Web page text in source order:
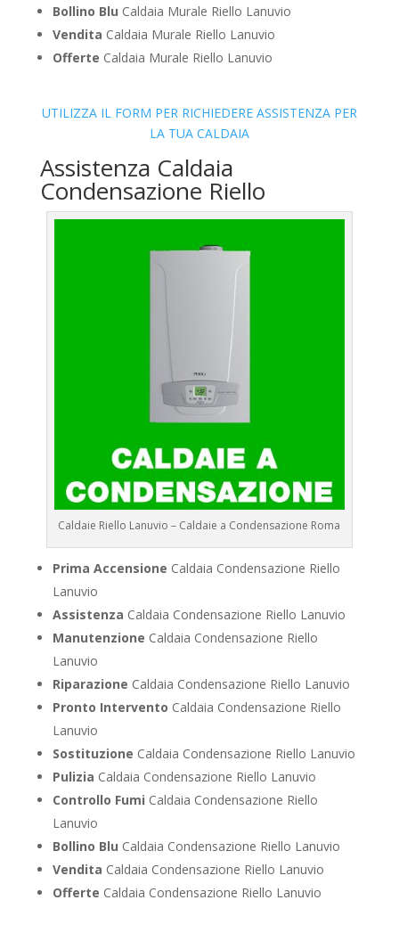
Bollino Blu Caldaia Murale Riello Lanuvio
Vendita Caldaia Murale Riello Lanuvio
Offerte Caldaia Murale Riello Lanuvio
UTILIZZA IL FORM PER RICHIEDERE ASSISTENZA PER
LA TUA CALDAIA
Assistenza Caldaia
Condensazione Riello
Caldaie Riello Lanuvio – Caldaie a Condensazione Roma
Prima Accensione Caldaia Condensazione Riello
Lanuvio
Assistenza Caldaia Condensazione Riello Lanuvio
Manutenzione Caldaia Condensazione Riello
Lanuvio
Riparazione Caldaia Condensazione Riello Lanuvio
Pronto Intervento Caldaia Condensazione Riello
Lanuvio
Sostituzione Caldaia Condensazione Riello Lanuvio
Pulizia Caldaia Condensazione Riello Lanuvio
Controllo Fumi Caldaia Condensazione Riello
Lanuvio
Bollino Blu Caldaia Condensazione Riello Lanuvio
Vendita Caldaia Condensazione Riello Lanuvio
Offerte Caldaia Condensazione Riello Lanuvio